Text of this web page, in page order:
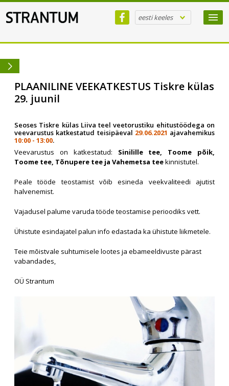
eesti keeles
PLAANILINE VEEKATKESTUS Tiskre külas
29. juunil
Seoses Tiskre külas Liiva teel veetorustiku ehitustöödega on
veevarustus katkestatud teisipäeval 29.06.2021 ajavahemikus
10:00 - 13:00.
Veevarustus on katkestatud: Sinilille tee, Toome põik,
Toome tee, Tõnupere tee ja Vahemetsa teekinnistutel.
Peale tööde teostamist võib esineda veekvaliteedi ajutist
halvenemist.
Vajadusel palume varuda tööde teostamise perioodiks vett.
Ühistute esindajatel palun info edastada ka ühistute liikmetele.
Teie mõistvale suhtumisele lootes ja ebameeldivuste pärast
vabandades,
OÜ Strantum